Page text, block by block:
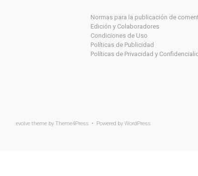
Normas para la publicación de
Edición y Colaboradores
Condiciones de Uso
Políticas de Publicidad
Políticas de Privacidad y
evolve theme by Theme4Press • Powered by WordPress